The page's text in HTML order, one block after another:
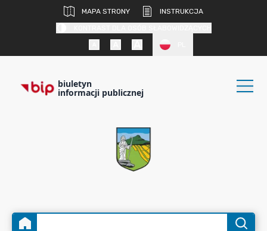
MAPA STRONY
INSTRUKCJA
biuletyn
informacji publicznej